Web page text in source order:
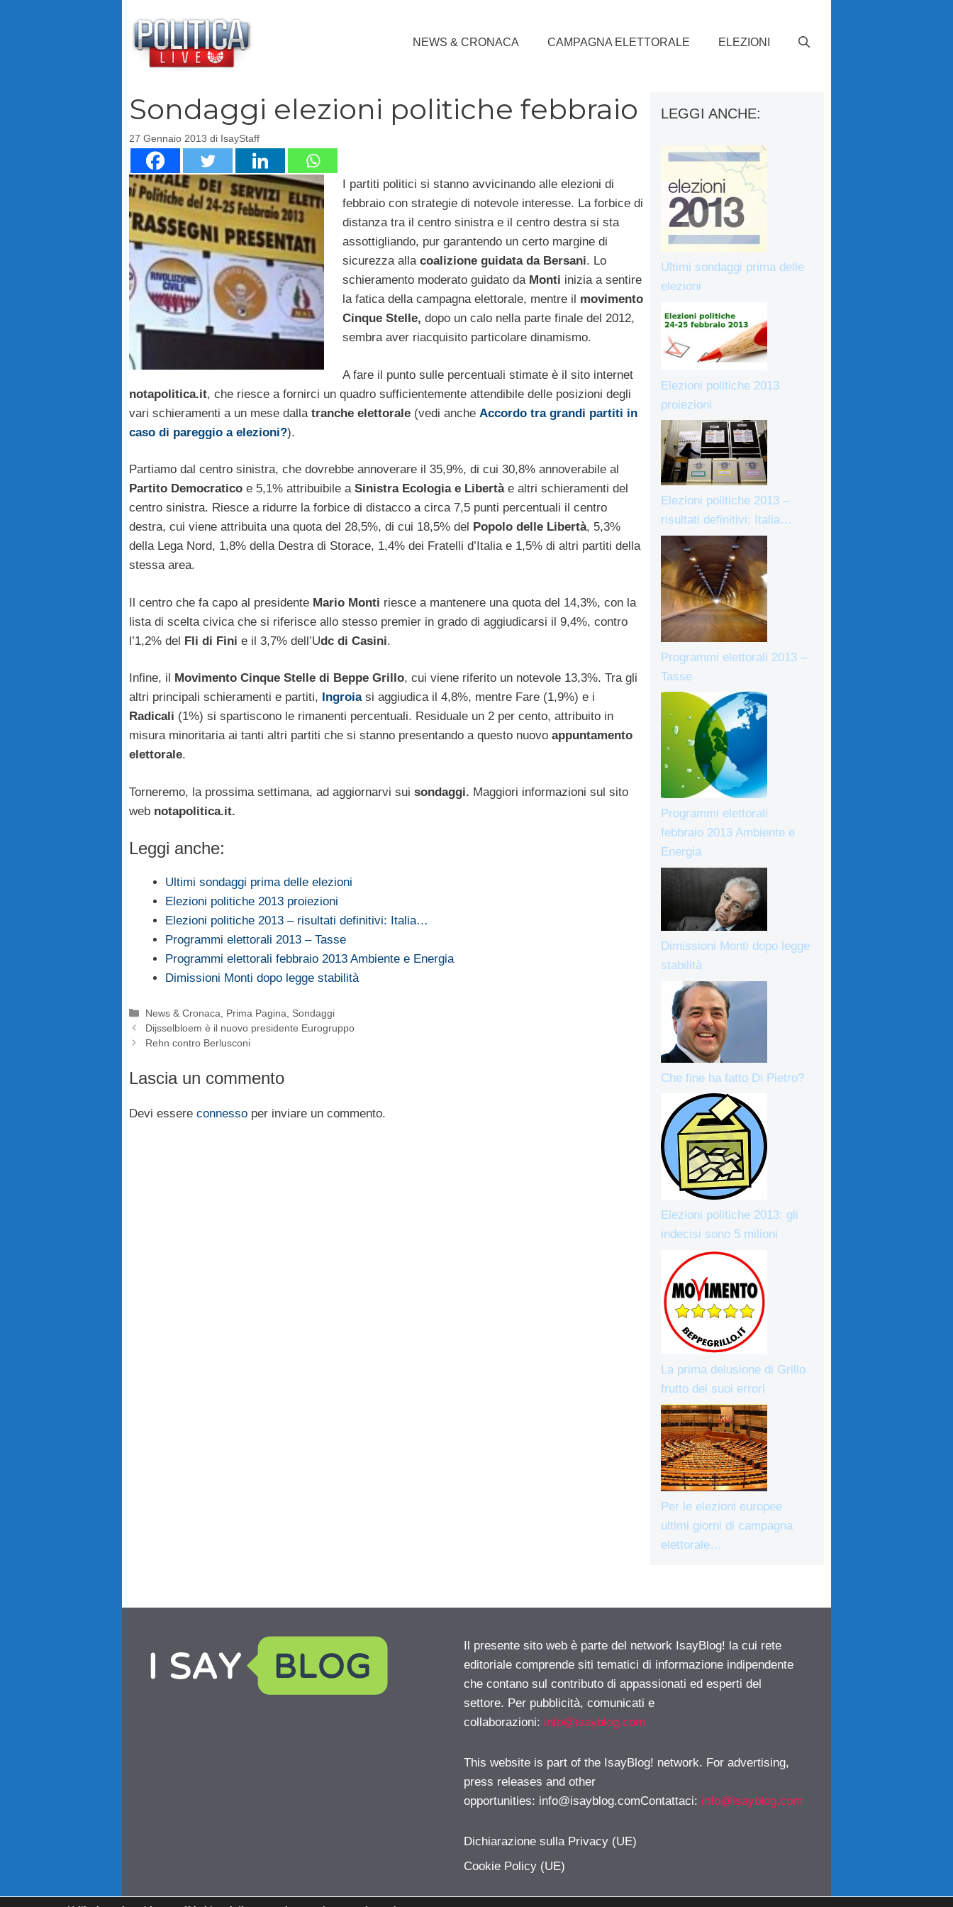
NEWS & CRONACA CAMPAGNA ELETTORALE ELEZIONI
Sondaggi elezioni politiche febbraio
27 Gennaio 2013 di IsayStaff
I partiti politici si stanno avvicinando alle elezioni di
febbraio con strategie di notevole interesse. La forbice di
distanza tra il centro sinistra e il centro destra si sta
assottigliando, pur garantendo un certo margine di
sicurezza alla coalizione guidata da Bersani. Lo
schieramento moderato guidato da Monti inizia a sentire
la fatica della campagna elettorale, mentre il movimento
Cinque Stelle, dopo un calo nella parte finale del 2012,
sembra aver riacquisito particolare dinamismo.
A fare il punto sulle percentuali stimate è il sito internet
notapolitica.it, che riesce a fornirci un quadro sufficientemente attendibile delle posizioni degli
vari schieramenti a un mese dalla tranche elettorale (vedi anche Accordo tra grandi partiti in
caso di pareggio a elezioni?).
Partiamo dal centro sinistra, che dovrebbe annoverare il 35,9%, di cui 30,8% annoverabile al
Partito Democratico e 5,1% attribuibile aSinistra Ecologia e Libertàe altri schieramenti del
centro sinistra. Riesce a ridurre la forbice di distacco a circa 7,5 punti percentuali il centro
destra, cui viene attribuita una quota del 28,5%, di cui 18,5% del
Popolo delle Libertà, 5,3%
della Lega Nord, 1,8% della Destra di Storace, 1,4% dei Fratelli d’Italia e 1,5% di altri partiti della
stessa area.
Il centro che fa capo al presidente Mario Monti riesce a mantenere una quota del 14,3%, con la
lista di scelta civica che si riferisce allo stesso premier in grado di aggiudicarsi il 9,4%, contro
l’1,2% del Fli di Fini e il 3,7% dell’Udc di Casini.
Infine, il Movimento Cinque Stelle di Beppe Grillo, cui viene riferito un notevole 13,3%. Tra gli
altri principali schieramenti e partiti,
Ingroiasi aggiudica il 4,8%, mentre Fare (1,9%) e i
Radicali (1%) si spartiscono le rimanenti percentuali. Residuale un 2 per cento, attribuito in
misura minoritaria ai tanti altri partiti che si stanno presentando a questo nuovo appuntamento
elettorale.
Torneremo, la prossima settimana, ad aggiornarvi sui sondaggi. Maggiori informazioni sul sito
web notapolitica.it.
Leggi anche:
Ultimi sondaggi prima delle elezioni
Elezioni politiche 2013 proiezioni
Elezioni politiche 2013 – risultati definitivi: Italia…
Programmi elettorali 2013 – Tasse
Programmi elettorali febbraio 2013 Ambiente e Energia
Dimissioni Monti dopo legge stabilità
Categorie
News & Cronaca Prima Pagina
Sondaggi
Dijsselbloem è il nuovo presidente Eurogruppo
Rehn contro Berlusconi
Lascia un commento
Devi essere connesso per inviare un commento.
LEGGI ANCHE:
Ultimi sondaggi prima delle
elezioni
Elezioni politiche 2013
proiezioni
Elezioni politiche 2013 –
risultati definitivi: Italia…
Programmi elettorali 2013 –
Tasse
Programmi elettorali
febbraio 2013 Ambiente e
Energia
Dimissioni Monti dopo legge
stabilità
Che fine ha fatto Di Pietro?
Elezioni politiche 2013: gli
indecisi sono 5 milioni
La prima delusione di Grillo
frutto dei suoi errori
Per le elezioni europee
ultimi giorni di campagna
elettorale…
Il presente sito web è parte del network IsayBlog! la cui rete
editoriale comprende siti tematici di informazione indipendente
che contano sul contributo di appassionati ed esperti del
settore. Per pubblicità, comunicati e
collaborazioni: info@isayblog.com
This website is part of the IsayBlog! network. For advertising,
press releases and other
opportunities: info@isayblog.comContattaci: info@isayblog.com
Dichiarazione sulla Privacy (UE)
Cookie Policy (UE)